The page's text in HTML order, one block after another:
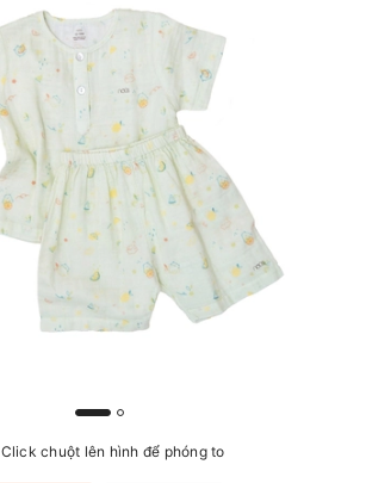
Click chuột lên hình để phóng to